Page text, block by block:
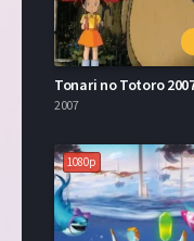
2007
1080p